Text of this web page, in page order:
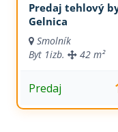
Predaj tehlový
Gelnica
Smolník
Byt 1izb. 42 m²
Predaj